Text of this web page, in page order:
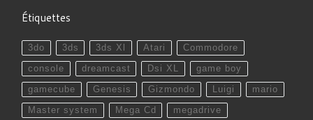
Étiquettes
3do 3ds 3ds Xl Atari Commodore
console dreamcast Dsi XL game boy
gamecube Genesis Gizmondo Luigi mario
Master system Mega Cd megadrive